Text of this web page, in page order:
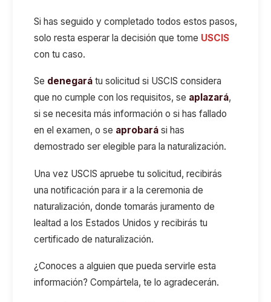
Si has seguido y completado todos estos pasos,
solo resta esperar la decisión que tome USCIS
con tu caso.
Se denegará tu solicitud si USCIS considera
que no cumple con los requisitos, se aplazará,
si se necesita más información o si has fallado
en el examen, o se aprobará si has
demostrado ser elegible para la naturalización.
Una vez USCIS apruebe tu solicitud, recibirás
una notificación para ir a la ceremonia de
naturalización, donde tomarás juramento de
lealtad a los Estados Unidos y recibirás tu
certificado de naturalización.
¿Conoces a alguien que pueda servirle esta
información? Compártela, te lo agradecerán.